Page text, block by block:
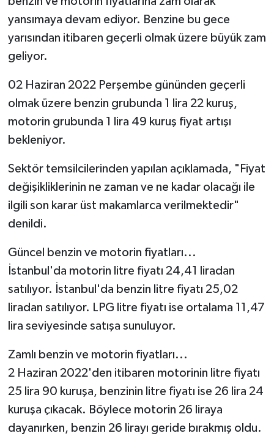
yansımaya devam ediyor. Benzine bu gece
yarısından itibaren geçerli olmak üzere büyük zam
geliyor.
02 Haziran 2022 Perşembe gününden geçerli
olmak üzere benzin grubunda 1 lira 22 kuruş,
motorin grubunda 1 lira 49 kuruş fiyat artışı
bekleniyor.
Sektör temsilcilerinden yapılan açıklamada, "Fiyat
değişikliklerinin ne zaman ve ne kadar olacağı ile
ilgili son karar üst makamlarca verilmektedir"
denildi.
Güncel benzin ve motorin fiyatları...
İstanbul'da motorin litre fiyatı 24,41 liradan
satılıyor. İstanbul'da benzin litre fiyatı 25,02
liradan satılıyor. LPG litre fiyatı ise ortalama 11,47
lira seviyesinde satışa sunuluyor.
Zamlı benzin ve motorin fiyatları...
2 Haziran 2022'den itibaren motorinin litre fiyatı
25 lira 90 kuruşa, benzinin litre fiyatı ise 26 lira 24
kuruşa çıkacak. Böylece motorin 26 liraya
dayanırken, benzin 26 lirayı geride bırakmış oldu.
SİVİL TOPLUM
SEÇİM 2014
KİM KİMDİR
ÇEK GÖNDER
HEDEF2020
MİZAH
TARİH
Genel
YEREL
BÖLGEDEN
BİLİM TEKNOLOJİ